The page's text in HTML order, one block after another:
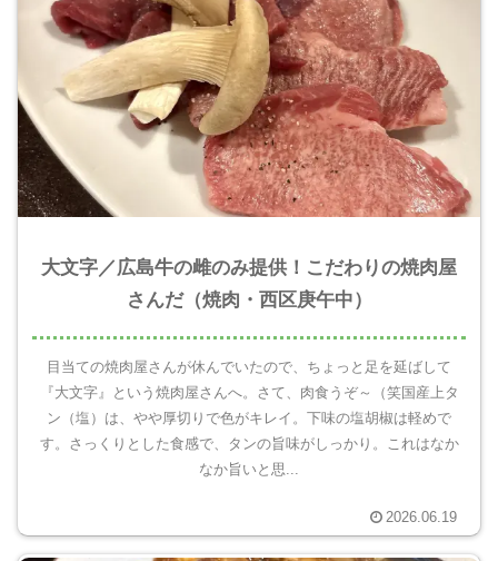
大文字／広島牛の雌のみ提供！こだわりの焼肉屋
さんだ（焼肉・西区庚午中）
目当ての焼肉屋さんが休んでいたので、ちょっと足を延ばして
『大文字』という焼肉屋さんへ。さて、肉食うぞ～（笑国産上タ
ン（塩）は、やや厚切りで色がキレイ。下味の塩胡椒は軽めで
す。さっくりとした食感で、タンの旨味がしっかり。これはなか
なか旨いと思...
2026.06.19